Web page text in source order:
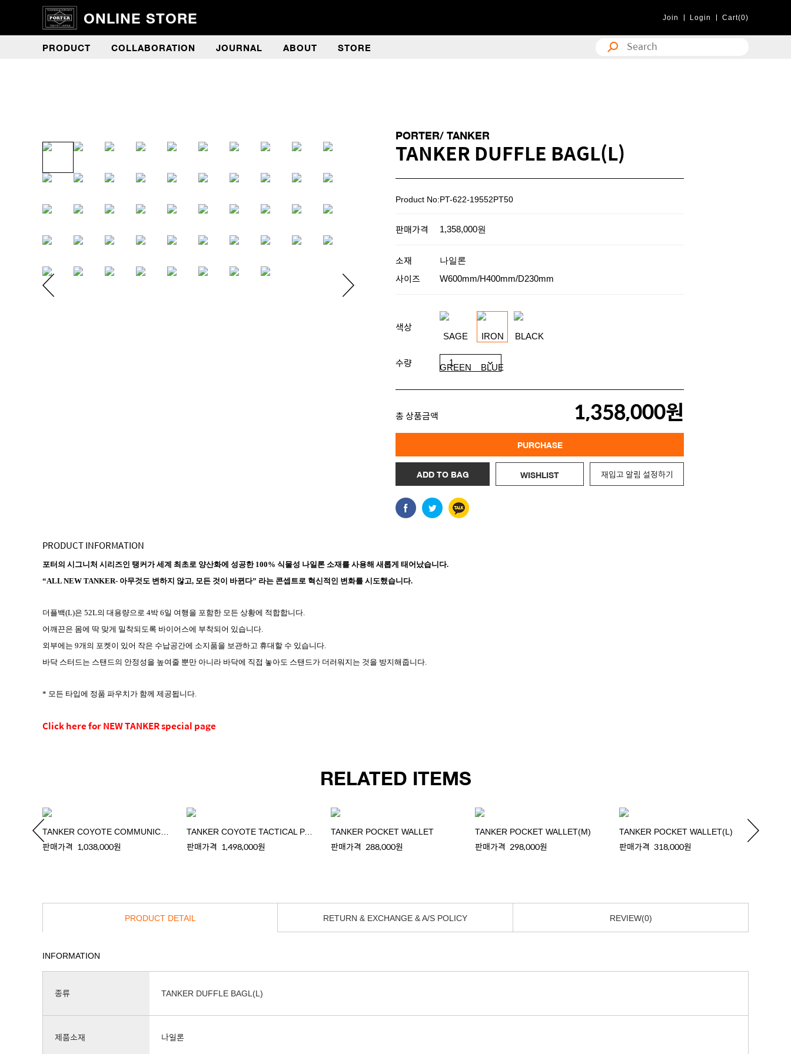
ONLINE STORE Join Login Cart(0)
PRODUCT COLLABORATION JOURNAL ABOUT STORE
PORTER/ TANKER
TANKER DUFFLE BAGL(L)
Product No:PT-622-19552PT50
판매가격 1,358,000원
소재 나일론
사이즈 W600mm/H400mm/D230mm
색상
수량
총 상품금액 1,358,000원
PURCHASE
ADD TO BAG WISHLIST 재입고 알림 설정하기
PRODUCT INFORMATION
포터의 시그니처 시리즈인 탱커가 세계 최초로 양산화에 성공한 100% 식물성 나일론 소재를 사용해 새롭게 태어났습니다.
“ALL NEW TANKER- 아무것도 변하지 않고, 모든 것이 바뀐다” 라는 콘셉트로 혁신적인 변화를 시도했습니다.
더플백(L)은 52L의 대용량으로 4박 6일 여행을 포함한 모든 상황에 적합합니다.
어깨끈은 몸에 딱 맞게 밀착되도록 바이어스에 부착되어 있습니다.
외부에는 9개의 포켓이 있어 작은 수납공간에 소지품을 보관하고 휴대할 수 있습니다.
바닥 스터드는 스탠드의 안정성을 높여줄 뿐만 아니라 바닥에 직접 놓아도 스탠드가 더러워지는 것을 방지해줍니다.
* 모든 타입에 정품 파우치가 함께 제공됩니다.
Click here for NEW TANKER special page
RELATED ITEMS
판매가격 1,038,000원
TANKER COYOTE TACTICAL PACK
판매가격 1,498,000원
TANKER POCKET WALLET
판매가격 288,000원
TANKER POCKET WALLET(M)
판매가격 298,000원
TANKER POCKET WALLET(L)
판매가격 318,000원
PRODUCT DETAIL RETURN & EXCHANGE & A/S POLICY REVIEW(0)
INFORMATION
종류 TANKER DUFFLE BAGL(L)
제품소재 나일론